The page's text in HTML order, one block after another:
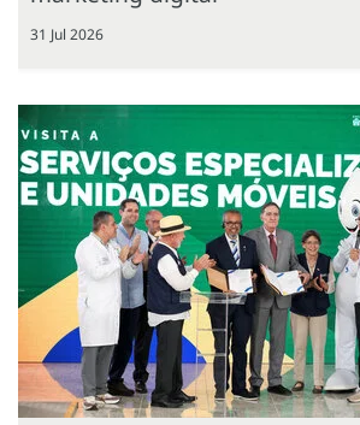
31 Jul 2026